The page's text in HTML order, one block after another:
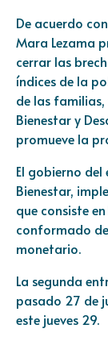
De acuerdo
Mara Lezama
cerrar las
índices de la
de las
Bienestar y
promueve la
El gobierno
Bienestar,
que consiste
conformado
monetario.
La segunda
pasado 27 de
este jueves 29.